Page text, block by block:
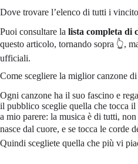
Dove trovare l’elenco di tutti i
Puoi consultare la lista completa di
questo articolo, tornando sopra 👆,
ufficiali.
Come scegliere la miglior canzone
Ogni canzone ha il suo fascino e
il pubblico sceglie quella che tocca
a mio parere: la musica è di tutti,
nasce dal cuore, e se tocca le corde
Quindi scegliete quella che più vi